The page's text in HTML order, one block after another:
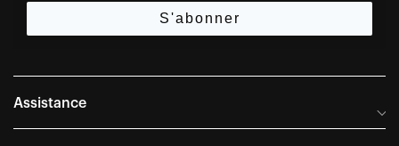
S'abonner
Assistance